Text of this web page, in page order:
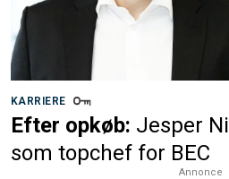
KARRIERE
Efter opkøb: Jesper
som topchef for BEC
Annonce